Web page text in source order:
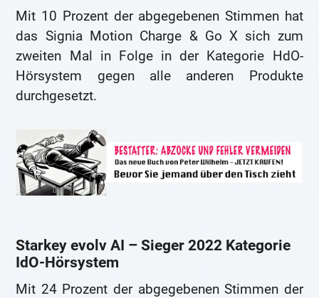
Mit 10 Prozent der abgegebenen Stimmen hat
das Signia Motion Charge & Go X sich zum
zweiten Mal in Folge in der Kategorie HdO-
Hörsystem gegen alle anderen Produkte
durchgesetzt.
Starkey evolv AI – Sieger 2022 Kategorie
IdO-Hörsystem
Mit 24 Prozent der abgegebenen Stimmen der